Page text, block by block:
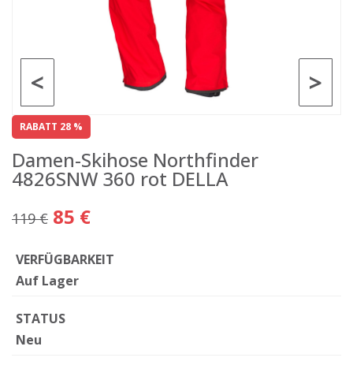
>
<
RABATT 28 %
Damen-Skihose Northfinder
4826SNW 360 rot DELLA
119 € 85 €
VERFÜGBARKEIT
Auf Lager
STATUS
Neu